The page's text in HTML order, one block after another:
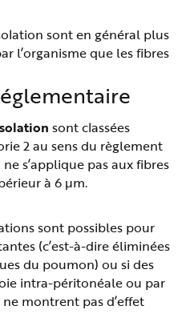
sont en général plus
l’organisme que les fibres
sont classées
2 au sens du règlement
s’applique pas aux fibres
à 6 µm.
sont possibles pour
(c’est-à-dire éliminées
du poumon) ou si des
intra-péritonéale ou par
montrent pas d’effet